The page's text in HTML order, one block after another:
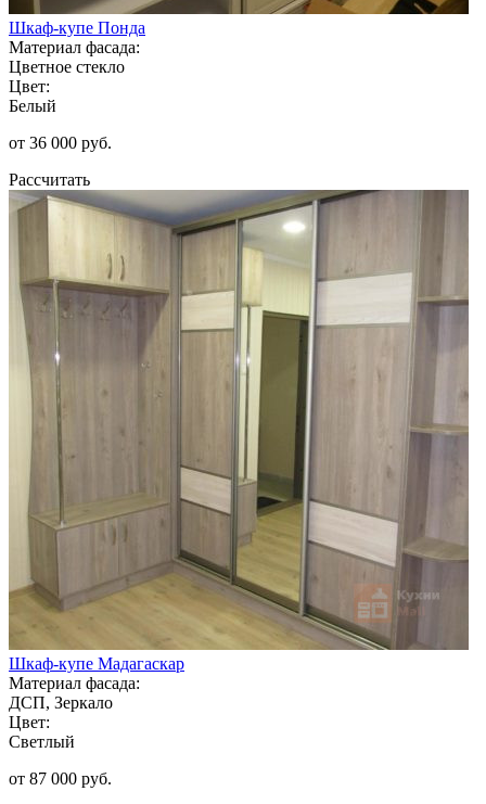
Шкаф-купе Понда
Материал фасада:
Цветное стекло
Цвет:
Белый
от 36 000 руб.
Рассчитать
Шкаф-купе Мадагаскар
Материал фасада:
ДСП, Зеркало
Цвет:
Светлый
от 87 000 руб.